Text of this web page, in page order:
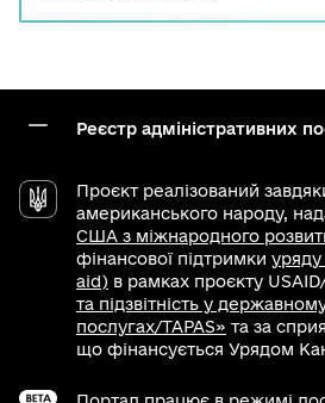
Реєстр адміністративних
Проєкт реалізований
американського народу,
США з міжнародного
фінансової підтримки уряду
aid) в рамках проєкту
та підзвітність у
послугах/TAPAS» та за
що фінансується Урядом